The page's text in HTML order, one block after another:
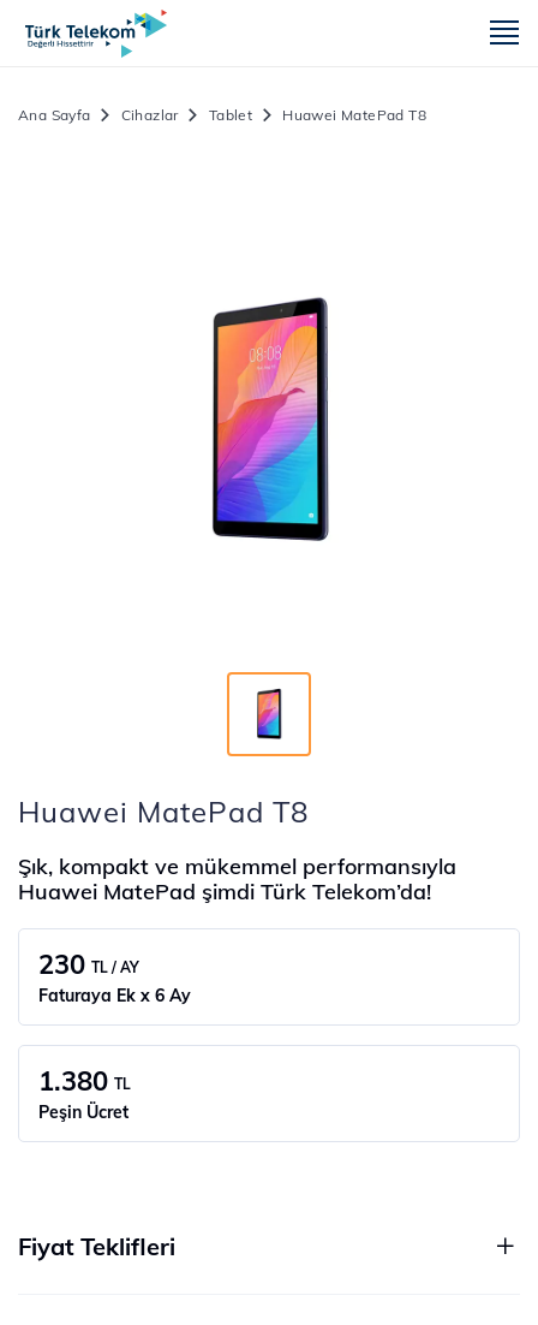
Ana Sayfa Cihazlar Tablet Huawei MatePad T8
Huawei MatePad T8
Şık, kompakt ve mükemmel performansıyla
Huawei MatePad şimdi Türk Telekom’da!
230 TL / AY
Faturaya Ek x 6 Ay
1.380 TL
Peşin Ücret
Fiyat Teklifleri